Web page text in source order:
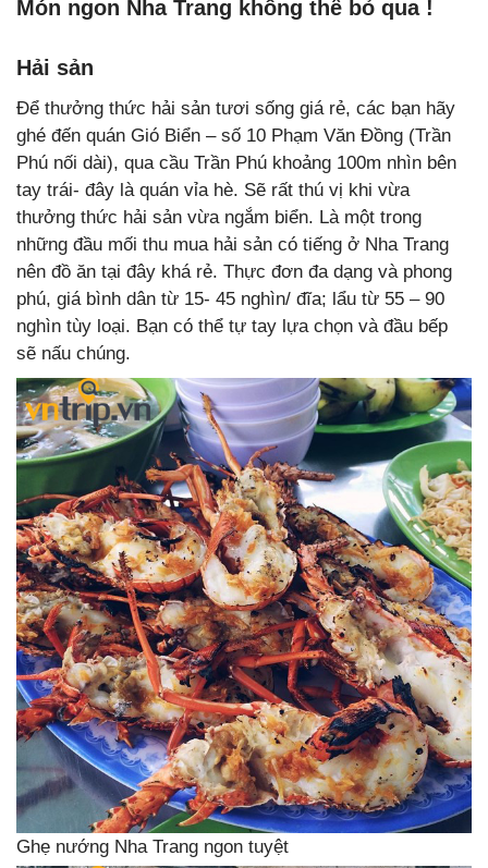
Món ngon Nha Trang không thể bỏ qua !
Hải sản
Để thưởng thức hải sản tươi sống giá rẻ, các bạn hãy
ghé đến quán Gió Biển – số 10 Phạm Văn Đồng (Trần
Phú nối dài), qua cầu Trần Phú khoảng 100m nhìn bên
tay trái- đây là quán vỉa hè. Sẽ rất thú vị khi vừa
thưởng thức hải sản vừa ngắm biển. Là một trong
những đầu mối thu mua hải sản có tiếng ở Nha Trang
nên đồ ăn tại đây khá rẻ. Thực đơn đa dạng và phong
phú, giá bình dân từ 15- 45 nghìn/ đĩa; lẩu từ 55 – 90
nghìn tùy loại. Bạn có thể tự tay lựa chọn và đầu bếp
sẽ nấu chúng.
Ghẹ nướng Nha Trang ngon tuyệt